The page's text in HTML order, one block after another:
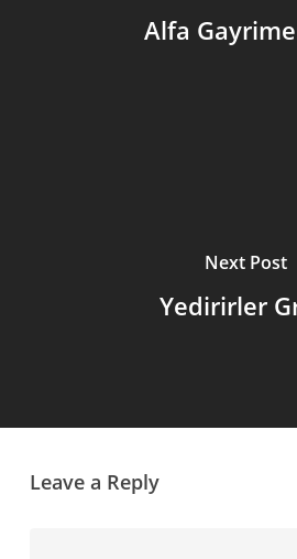
Alfa
Next Post
Yedirirler
Leave a Reply